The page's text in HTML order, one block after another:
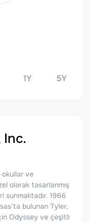
1Y 5Y
Inc.
okullar ve
olarak tasarlanmış
sunmaktadır. 1966
bulunan Tyler,
Odyssey ve çeşitli